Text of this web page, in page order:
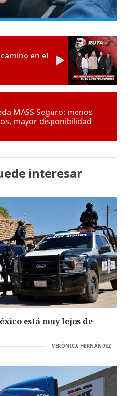
en el
MASS Seguro: menos
mayor disponibilidad
interesar
está muy lejos de
VERÓNICA HERNÁNDEZ